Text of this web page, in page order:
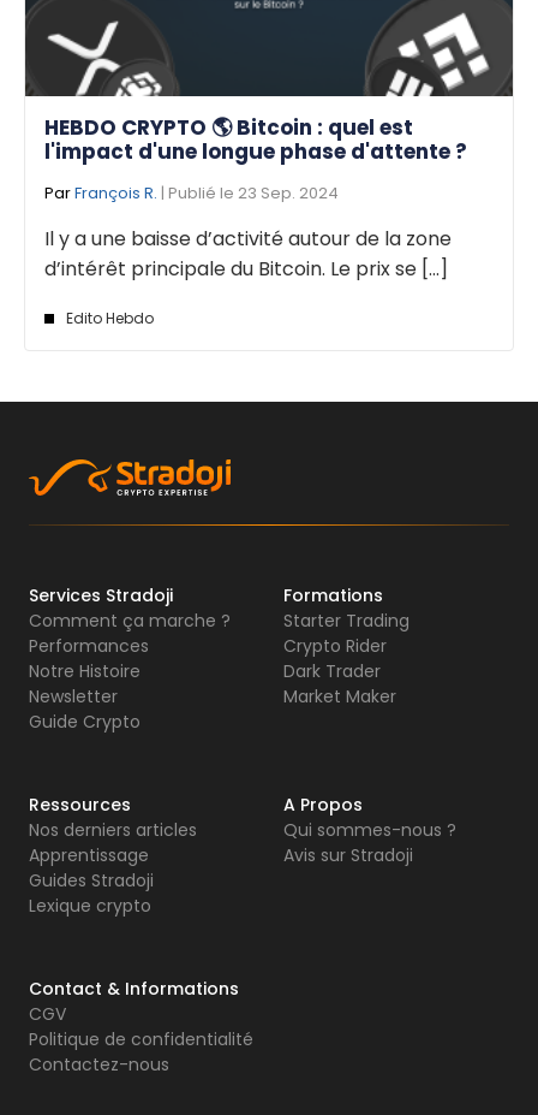
HEBDO CRYPTO 🌎 Bitcoin : quel est
l'impact d'une longue phase d'attente ?
ParFrançois R. | Publié le 23 Sep. 2024
Il y a une baisse d’activité autour de la zone
d’intérêt principale du Bitcoin. Le prix se [...]
Edito Hebdo
Services Stradoji
Comment ça marche ?
Performances
Notre Histoire
Newsletter
Guide Crypto
Formations
Starter Trading
Crypto Rider
Dark Trader
Market Maker
Ressources
Nos derniers articles
Apprentissage
Guides Stradoji
Lexique crypto
A Propos
Qui sommes-nous ?
Avis sur Stradoji
Contact & Informations
CGV
Politique de confidentialité
Contactez-nous